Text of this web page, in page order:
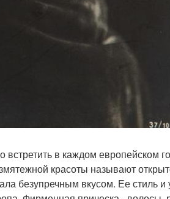
в каждом европейском
красоты называют
безупречным вкусом. Ее стиль и